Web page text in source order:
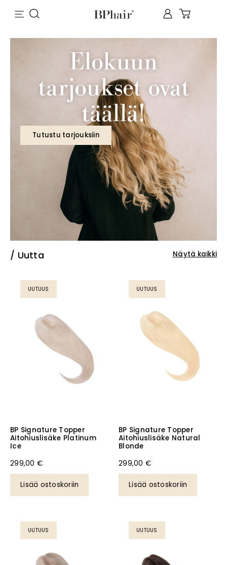
Elokuun
tarjoukset ovat
täällä!
Tutustu tarjouksiin
Uutta Näytä kaikki
UUTUUS
BP Signature Topper
Aitohiuslisäke Platinum
Ice
299,00 €
Lisää ostoskoriin
UUTUUS
BP Signature Topper
Aitohiuslisäke Natural
Blonde
299,00 €
Lisää ostoskoriin
UUTUUS UUTUUS